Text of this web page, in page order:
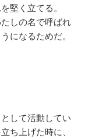
堅く立てる。
しの名で呼ばれ
になるためだ。
して活動してい
ち上げた時に、